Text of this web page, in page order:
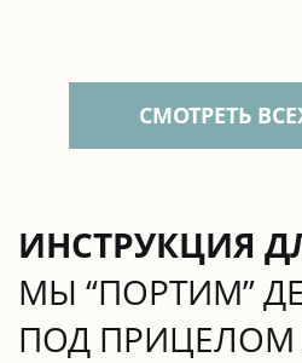
СМОТРЕТЬ
ИНСТРУКЦИЯ
МЫ “ПОРТИМ”
ПОД ПРИЦЕЛОМ